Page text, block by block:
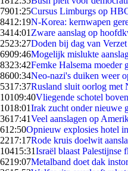
7901:25Cursus Limburgs op
8412:19N-Korea: kernwapen
3414:01 Zware aanslag op
2523:27Doden bij dag van
6909:46Mogelijk mislukte
8323:42Femke Halsema moeder
8600:34Neo-nazi's duiken weer
5317:37Rusland sluit oorlog met
10109:40Vliegende schotel
1018:01Irak zucht onder nieuwe
3617:41Veel aanslagen op
612:50Opnieuw explosies hotel
2217:17Rode kruis doelwit
10415:31Israël blaast Palestijnse
6219:07Metalband doet dak